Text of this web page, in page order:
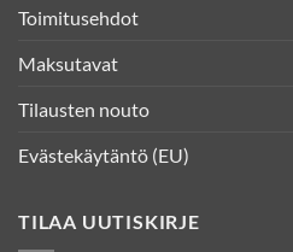
Toimitusehdot
Maksutavat
Tilausten nouto
Evästekäytäntö (EU)
TILAA UUTISKIRJE